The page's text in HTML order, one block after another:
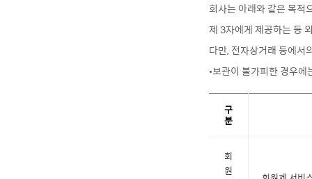
회사는 아래와 같은 목적
제 3자에게 제공하는 등
다만, 전자상거래 등에서
구
분
회
원